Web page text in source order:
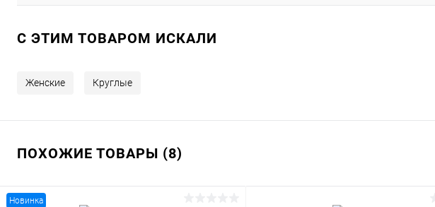
C ЭТИМ ТОВАРОМ ИСКАЛИ
Женские Круглые
ПОХОЖИЕ ТОВАРЫ (8)
Новинка